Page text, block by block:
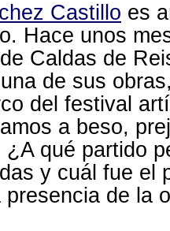
Castillo es
Hace unos
Caldas de
de sus
del festival
a beso,
¿A qué partido
y cuál fue el
de la